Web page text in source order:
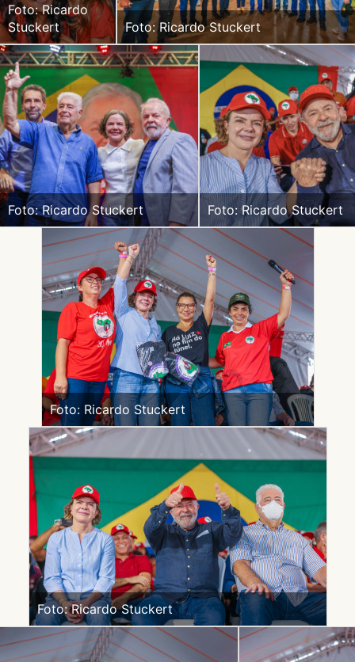
Foto: Ricardo
Stuckert
Foto: Ricardo Stuckert
Foto: Ricardo Stuckert Foto: Ricardo Stuckert
Foto: Ricardo Stuckert
Foto: Ricardo Stuckert